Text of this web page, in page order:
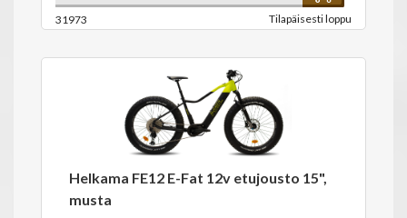
31973 Tilapäisesti loppu
Helkama FE12 E-Fat 12v etujousto 15",
musta